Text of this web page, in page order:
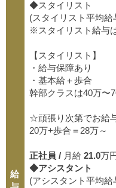
給
◆スタイリスト
(スタイリスト平均給
※スタイリスト給与
【スタイリスト】
・給与保障あり
・基本給＋歩合
幹部クラスは40万〜
☆頑張り次第でお給
20万+歩合＝28万～
正社員 / 月給21.0万
◆アシスタント
(アシスタント平均給